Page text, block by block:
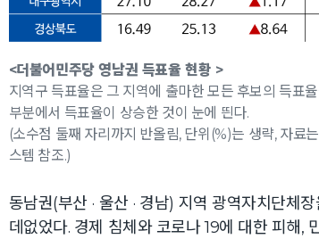
<더불어민주당 영남권 득표율 현황 >
지역구 득표율은 그 지역에 출마한 모든 후보의 득표
부분에서 득표율이 상승한 것이 눈에 띈다.
(소수점 둘째 자리까지 반올림, 단위(%)는 생략, 자료
스템 참조.)
동남권(부산 · 울산 · 경남) 지역 광역자치단체
데없었다. 경제 침체와 코로나 19에 대한 피해,